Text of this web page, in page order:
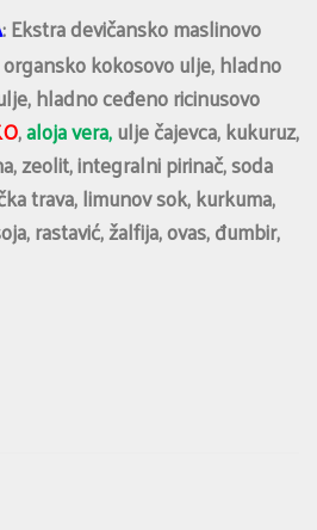
: Ekstra devičansko maslinovo
kokosovo ulje, hladno
hladno ceđeno ricinusovo
,aloja vera,ulje čajevca, kukuruz,
zeolit, integralni pirinač, soda
trava, limunov sok, kurkuma,
rastavić, žalfija, ovas, đumbir,